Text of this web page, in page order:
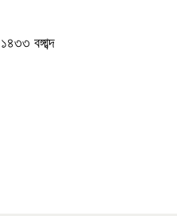
বঙ্গাব্দ